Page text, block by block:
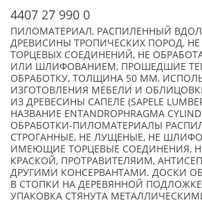
4407 27 990 0
ПИЛОМАТЕРИАЛ, РАСПИЛЕННЫЙ
ДРЕВИСИНЫ ТРОПИЧЕСКИХ ПОРОД,
ТОРЦЕВЫХ СОЕДИНЕНИЙ, НЕ
ИЛИ ШЛИФОВАНИЕМ, ПРОШЕДШИЕ
ОБРАБОТКУ, ТОЛЩИНА 50 ММ,
ИЗГОТОВЛЕНИЯ МЕБЕЛИ И
ИЗ ДРЕВЕСИНЫ САПЕЛЕ (SAPELE
НАЗВАНИЕ ENTANDROPHRAGMA
ОБРАБОТКИ-ПИЛОМАТЕРИАЛЫ
СТРОГАННЫЕ, НЕ ЛУЩЕНЫЕ, НЕ
ИМЕЮЩИЕ ТОРЦЕВЫЕ СОЕДИНЕНИЯ,
КРАСКОЙ, ПРОТРАВИТЕЛЯИМ,
ДРУГИМИ КОНСЕРВАНТАМИ. ДОСКИ
В СТОПКИ НА ДЕРЕВЯННОЙ
УПАКОВКА СТЯНУТА